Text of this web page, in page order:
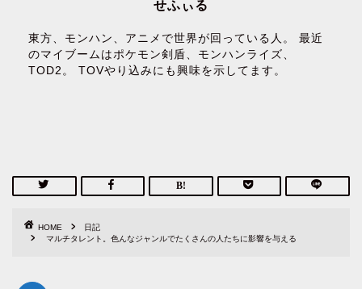
せふぃる
東方、モンハン、アニメで世界が回っている人。 最近
のマイブームはポケモン剣盾、モンハンライズ、
TOD2。 TOVやり込みにも興味を示してます。
HOME
日記
マルチタレント。色んなジャンルでたくさんの人たちに影響を与える